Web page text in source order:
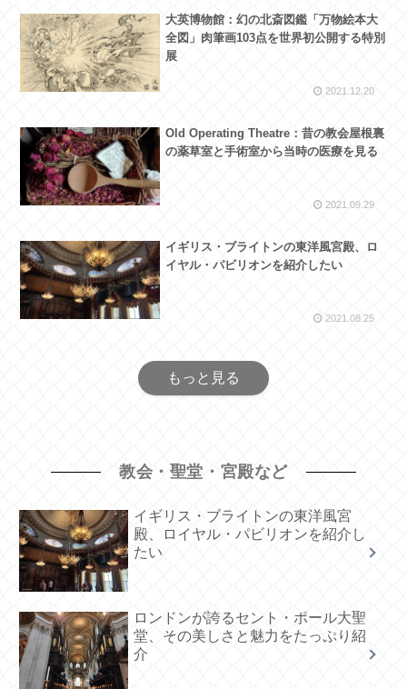
大英博物館：幻の北斎図鑑「万物絵本大
全図」肉筆画103点を世界初公開する特別
展
2021.12.20
Old Operating Theatre：昔の教会屋根裏
の薬草室と手術室から当時の医療を見る
2021.09.29
イギリス・ブライトンの東洋風宮殿、ロ
イヤル・パビリオンを紹介したい
2021.08.25
もっと見る
教会・聖堂・宮殿など
イギリス・ブライトンの東洋風宮
殿、ロイヤル・パビリオンを紹介し
たい
ロンドンが誇るセント・ポール大聖
堂、その美しさと魅力をたっぷり紹
介